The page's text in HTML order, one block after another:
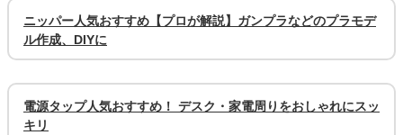
ニッパー人気おすすめ【プロが解説】ガンプラなどのプラモデ
ル作成、DIYに
電源タップ人気おすすめ！ デスク・家電周りをおしゃれにスッ
キリ